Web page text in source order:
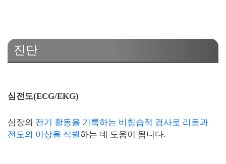
진단
심전도(ECG/EKG)
심장의 전기 활동을 기록하는 비침습적 검사로 리듬과
전도의 이상을 식별하는 데 도움이 됩니다.